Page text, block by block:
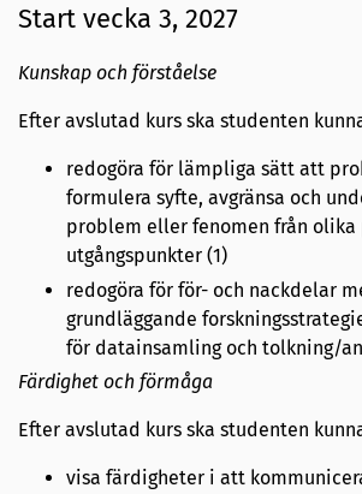
Start vecka 3, 2027
Kunskap och förståelse
Efter avslutad kurs ska studenten
redogöra för lämpliga sätt att
formulera syfte, avgränsa och
problem eller fenomen från olika
utgångspunkter (1)
redogöra för för- och nackdelar
grundläggande
för datainsamling och tolkning/
Färdighet och förmåga
Efter avslutad kurs ska studenten
visa färdigheter i att